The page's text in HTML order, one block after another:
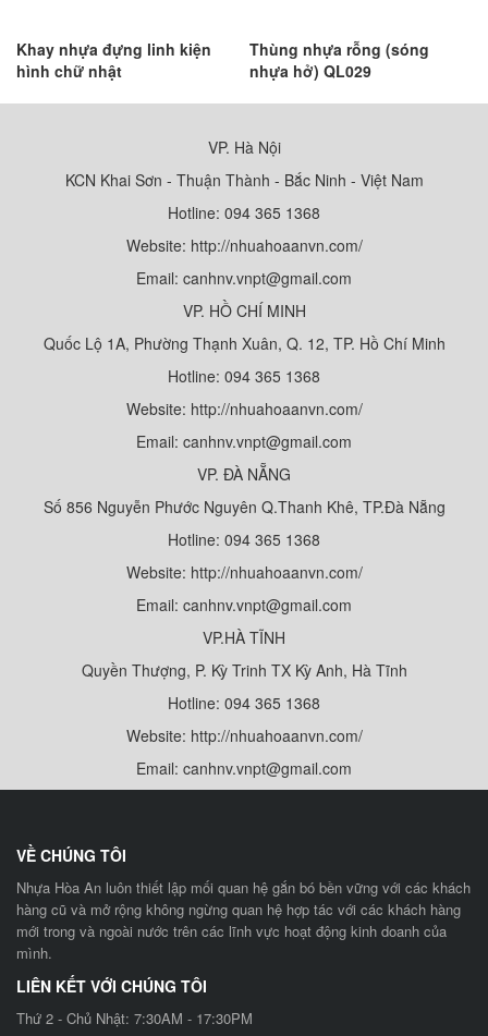
Khay nhựa đựng linh kiện
hình chữ nhật
Thùng nhựa rỗng (sóng
nhựa hở) QL029
VP. Hà Nội
KCN Khai Sơn - Thuận Thành - Bắc Ninh - Việt Nam
Hotline: 094 365 1368
Website: http://nhuahoaanvn.com/
Email: canhnv.vnpt@gmail.com
VP. HỒ CHÍ MINH
Quốc Lộ 1A, Phường Thạnh Xuân, Q. 12, TP. Hồ Chí Minh
Hotline: 094 365 1368
Website: http://nhuahoaanvn.com/
Email: canhnv.vnpt@gmail.com
VP. ĐÀ NẴNG
Số 856 Nguyễn Phước Nguyên Q.Thanh Khê, TP.Đà Nẵng
Hotline: 094 365 1368
Website: http://nhuahoaanvn.com/
Email: canhnv.vnpt@gmail.com
VP.HÀ TĨNH
Quyền Thượng, P. Kỳ Trinh TX Kỳ Anh, Hà Tĩnh
Hotline: 094 365 1368
Website: http://nhuahoaanvn.com/
Email: canhnv.vnpt@gmail.com
VỀ CHÚNG TÔI
Nhựa Hòa An luôn thiết lập mối quan hệ gắn bó bền vững với các khách
hàng cũ và mở rộng không ngừng quan hệ hợp tác với các khách hàng
mới trong và ngoài nước trên các lĩnh vực hoạt động kinh doanh của
mình.
LIÊN KẾT VỚI CHÚNG TÔI
Thứ 2 - Chủ Nhật: 7:30AM - 17:30PM